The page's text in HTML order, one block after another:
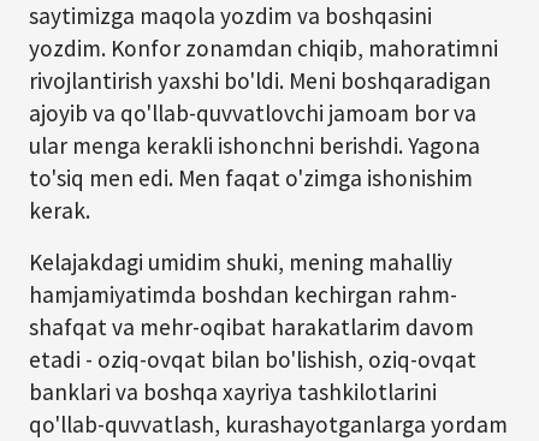
saytimizga maqola yozdim va boshqasini
yozdim. Konfor zonamdan chiqib, mahoratimni
rivojlantirish yaxshi bo'ldi. Meni boshqaradigan
ajoyib va qo'llab-quvvatlovchi jamoam bor va
ular menga kerakli ishonchni berishdi. Yagona
to'siq men edi. Men faqat o'zimga ishonishim
kerak.
Kelajakdagi umidim shuki, mening mahalliy
hamjamiyatimda boshdan kechirgan rahm-
shafqat va mehr-oqibat harakatlarim davom
etadi - oziq-ovqat bilan bo'lishish, oziq-ovqat
banklari va boshqa xayriya tashkilotlarini
qo'llab-quvvatlash, kurashayotganlarga yordam